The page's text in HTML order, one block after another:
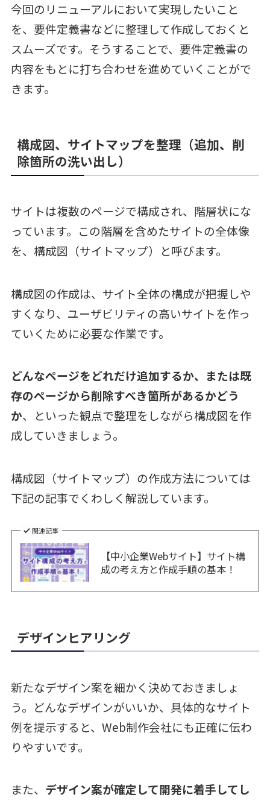
今回のリニューアルにおいて実現したいこと
を、要件定義書などに整理して作成しておくと
スムーズです。そうすることで、要件定義書の
内容をもとに打ち合わせを進めていくことがで
きます。
構成図、サイトマップを整理（追加、削
除箇所の洗い出し）
サイトは複数のページで構成され、階層状にな
っています。この階層を含めたサイトの全体像
を、構成図（サイトマップ）と呼びます。
構成図の作成は、サイト全体の構成が把握しや
すくなり、ユーザビリティの高いサイトを作っ
ていくために必要な作業です。
どんなページをどれだけ追加するか、または既
存のページから削除すべき箇所があるかどう
か、といった観点で整理をしながら構成図を作
成していきましょう。
構成図（サイトマップ）の作成方法については
下記の記事でくわしく解説しています。
関連記事
【中小企業Webサイト】サイト構
成の考え方と作成手順の基本！
デザインヒアリング
新たなデザイン案を細かく決めておきましょ
う。どんなデザインがいいか、具体的なサイト
例を提示すると、Web制作会社にも正確に伝わ
りやすいです。
また、 デザイン案が確定して開発に着手してし